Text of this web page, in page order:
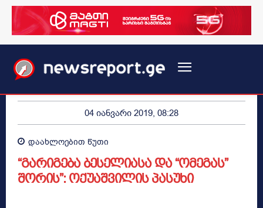
04 იანვარი 2019, 08:28
დაახლოებით წუთი
“გარიგება ბესელიასა და “ომეგას”
შორის”: ოქუაშვილის პასუხი